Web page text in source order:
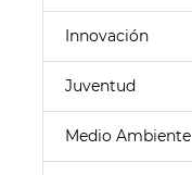
Innovación
Juventud
Medio Ambiente